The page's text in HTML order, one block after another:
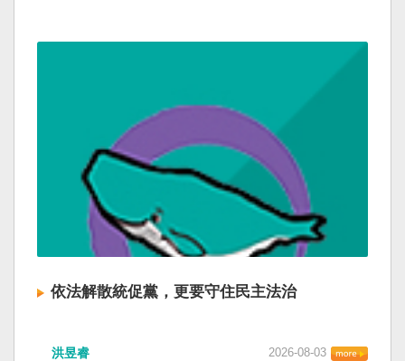
依法解散統促黨，更要守住民主法治
洪昱睿 2026-08-03